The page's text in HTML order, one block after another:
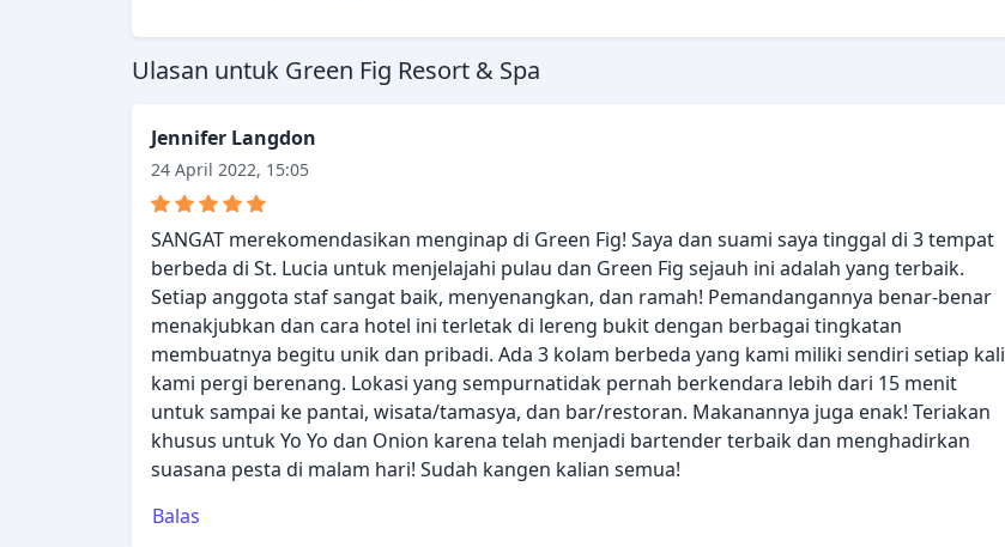
Ulasan untuk Green Fig Resort & Spa
Jennifer Langdon
24 April 2022, 15:05
SANGAT merekomendasikan menginap di Green Fig! Saya dan suami saya tinggal di 3 tempat
berbeda di St. Lucia untuk menjelajahi pulau dan Green Fig sejauh ini adalah yang terbaik.
Setiap anggota staf sangat baik, menyenangkan, dan ramah! Pemandangannya benar-benar
menakjubkan dan cara hotel ini terletak di lereng bukit dengan berbagai tingkatan
membuatnya begitu unik dan pribadi. Ada 3 kolam berbeda yang kami miliki sendiri setiap kali
kami pergi berenang. Lokasi yang sempurnatidak pernah berkendara lebih dari 15 menit
untuk sampai ke pantai, wisata/tamasya, dan bar/restoran. Makanannya juga enak! Teriakan
khusus untuk Yo Yo dan Onion karena telah menjadi bartender terbaik dan menghadirkan
suasana pesta di malam hari! Sudah kangen kalian semua!
Balas